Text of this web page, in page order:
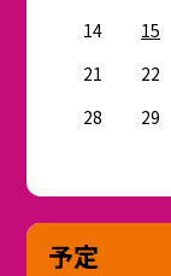
14
15
21
22
28
29
予定